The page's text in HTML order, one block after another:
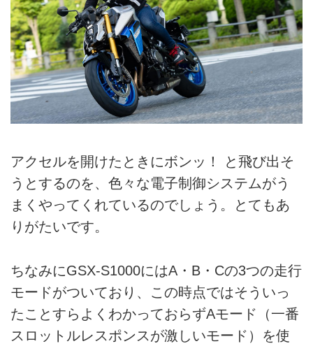
アクセルを開けたときにボンッ！ と飛び出そ
うとするのを、色々な電子制御システムがう
まくやってくれているのでしょう。とてもあ
りがたいです。
ちなみにGSX-S1000にはA・B・Cの3つの走行
モードがついており、この時点ではそういっ
たことすらよくわかっておらずAモード（一番
スロットルレスポンスが激しいモード）を使